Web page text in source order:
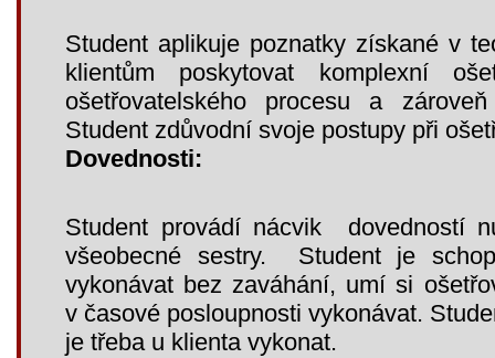
Student aplikuje poznatky získané v
klientům poskytovat komplexní
ošetřovatelského procesu a
Student zdůvodní svoje postupy při
Dovednosti:
Student provádí nácvik dovedností
všeobecné sestry. Student je
vykonávat bez zaváhání, umí si
v časové posloupnosti vykonávat.
je třeba u klienta vykonat.